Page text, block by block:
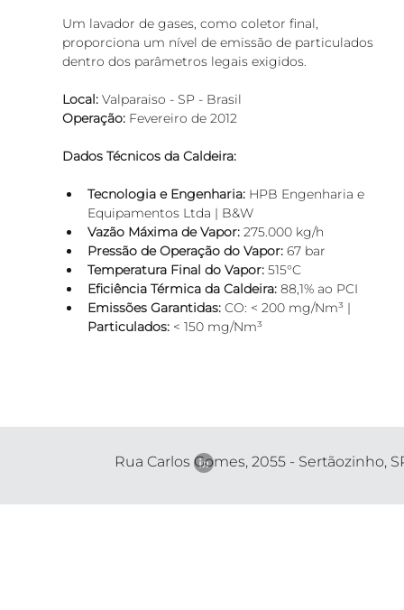
Um lavador de gases, como coletor final,
proporciona um nível de emissão de particulados
dentro dos parâmetros legais exigidos.
Local: Valparaiso - SP - Brasil
Operação: Fevereiro de 2012
Dados Técnicos da Caldeira:
Tecnologia e Engenharia: HPB Engenharia e
Equipamentos Ltda | B&W
Vazão Máxima de Vapor: 275.000 kg/h
Pressão de Operação do Vapor: 67 bar
Temperatura Final do Vapor: 515°C
Eficiência Térmica da Caldeira: 88,1% ao PCI
Emissões Garantidas: CO: < 200 mg/Nm³ |
Particulados: < 150 mg/Nm³
Rua Carlos Gomes, 2055 - Sertãozinho,